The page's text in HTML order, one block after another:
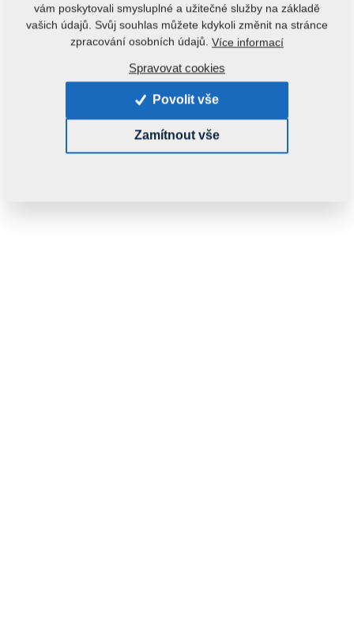
Kód produktu: 3003090
Tento díl je použitelný i pro následující stroje:
TRIOLENT
10,2970 kg
vám poskytovali smysluplné a užitečné služby na základě
vašich údajů. Svůj souhlas můžete kdykoli změnit na stránce
zpracování osobních údajů. Více informací
Spravovat cookies
Povolit vše
Zamítnout vše